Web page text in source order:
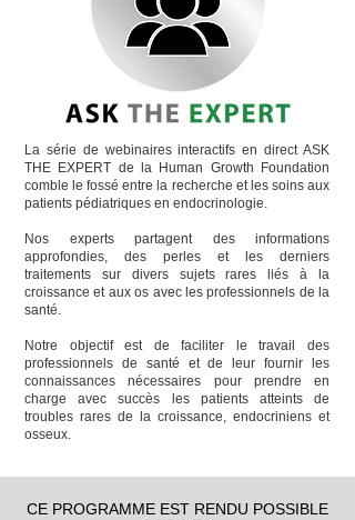
La série de webinaires interactifs en direct ASK
THE EXPERT de la Human Growth Foundation
comble le fossé entre la recherche et les soins aux
patients pédiatriques en endocrinologie.
Nos experts partagent des informations
approfondies, des perles et les derniers
traitements sur divers sujets rares liés à la
croissance et aux os avec les professionnels de la
santé.
Notre objectif est de faciliter le travail des
professionnels de santé et de leur fournir les
connaissances nécessaires pour prendre en
charge avec succès les patients atteints de
troubles rares de la croissance, endocriniens et
osseux.
CE PROGRAMME EST RENDU POSSIBLE